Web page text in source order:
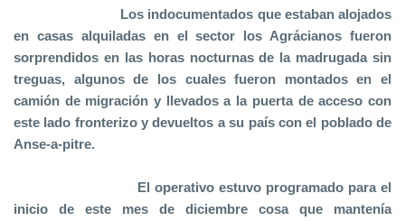
Los indocumentados que estaban alojados
en casas alquiladas en el sector los Agrácianos fueron
sorprendidos en las horas nocturnas de la madrugada sin
treguas, algunos de los cuales fueron montados en el
camión de migración y llevados a la puerta de acceso con
este lado fronterizo y devueltos a su país con el poblado de
Anse-a-pitre.
El operativo estuvo programado para el
inicio de este mes de diciembre cosa que mantenía